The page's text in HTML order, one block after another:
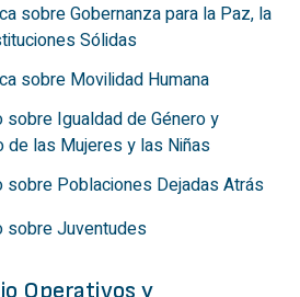
sobre Gobernanza para la Paz, la
Sólidas
sobre Movilidad Humana
sobre Igualdad de Género y
de las Mujeres y las Niñas
sobre Poblaciones Dejadas Atrás
sobre Juventudes